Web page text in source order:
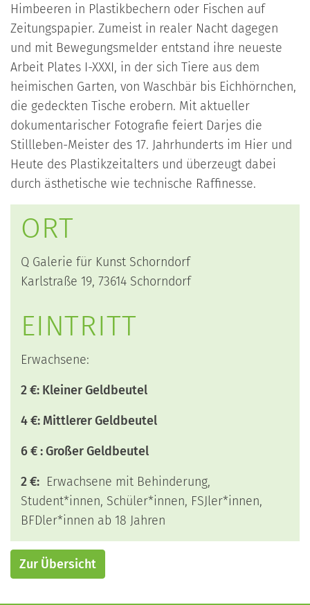
Himbeeren in Plastikbechern oder Fischen auf
Zeitungspapier. Zumeist in realer Nacht dagegen
und mit Bewegungsmelder entstand ihre neueste
Arbeit Plates I-XXXI, in der sich Tiere aus dem
heimischen Garten, von Waschbär bis Eichhörnchen,
die gedeckten Tische erobern. Mit aktueller
dokumentarischer Fotografie feiert Darjes die
Stillleben-Meister des 17. Jahrhunderts im Hier und
Heute des Plastikzeitalters und überzeugt dabei
durch ästhetische wie technische Raffinesse.
ORT
Q Galerie für Kunst Schorndorf
Karlstraße 19, 73614 Schorndorf
EINTRITT
Erwachsene:
2 €: Kleiner Geldbeutel
4 €: Mittlerer Geldbeutel
6 € : Großer Geldbeutel
2 €: Erwachsene mit Behinderung,
Student*innen, Schüler*innen, FSJler*innen,
BFDler*innen ab 18 Jahren
Zur Übersicht